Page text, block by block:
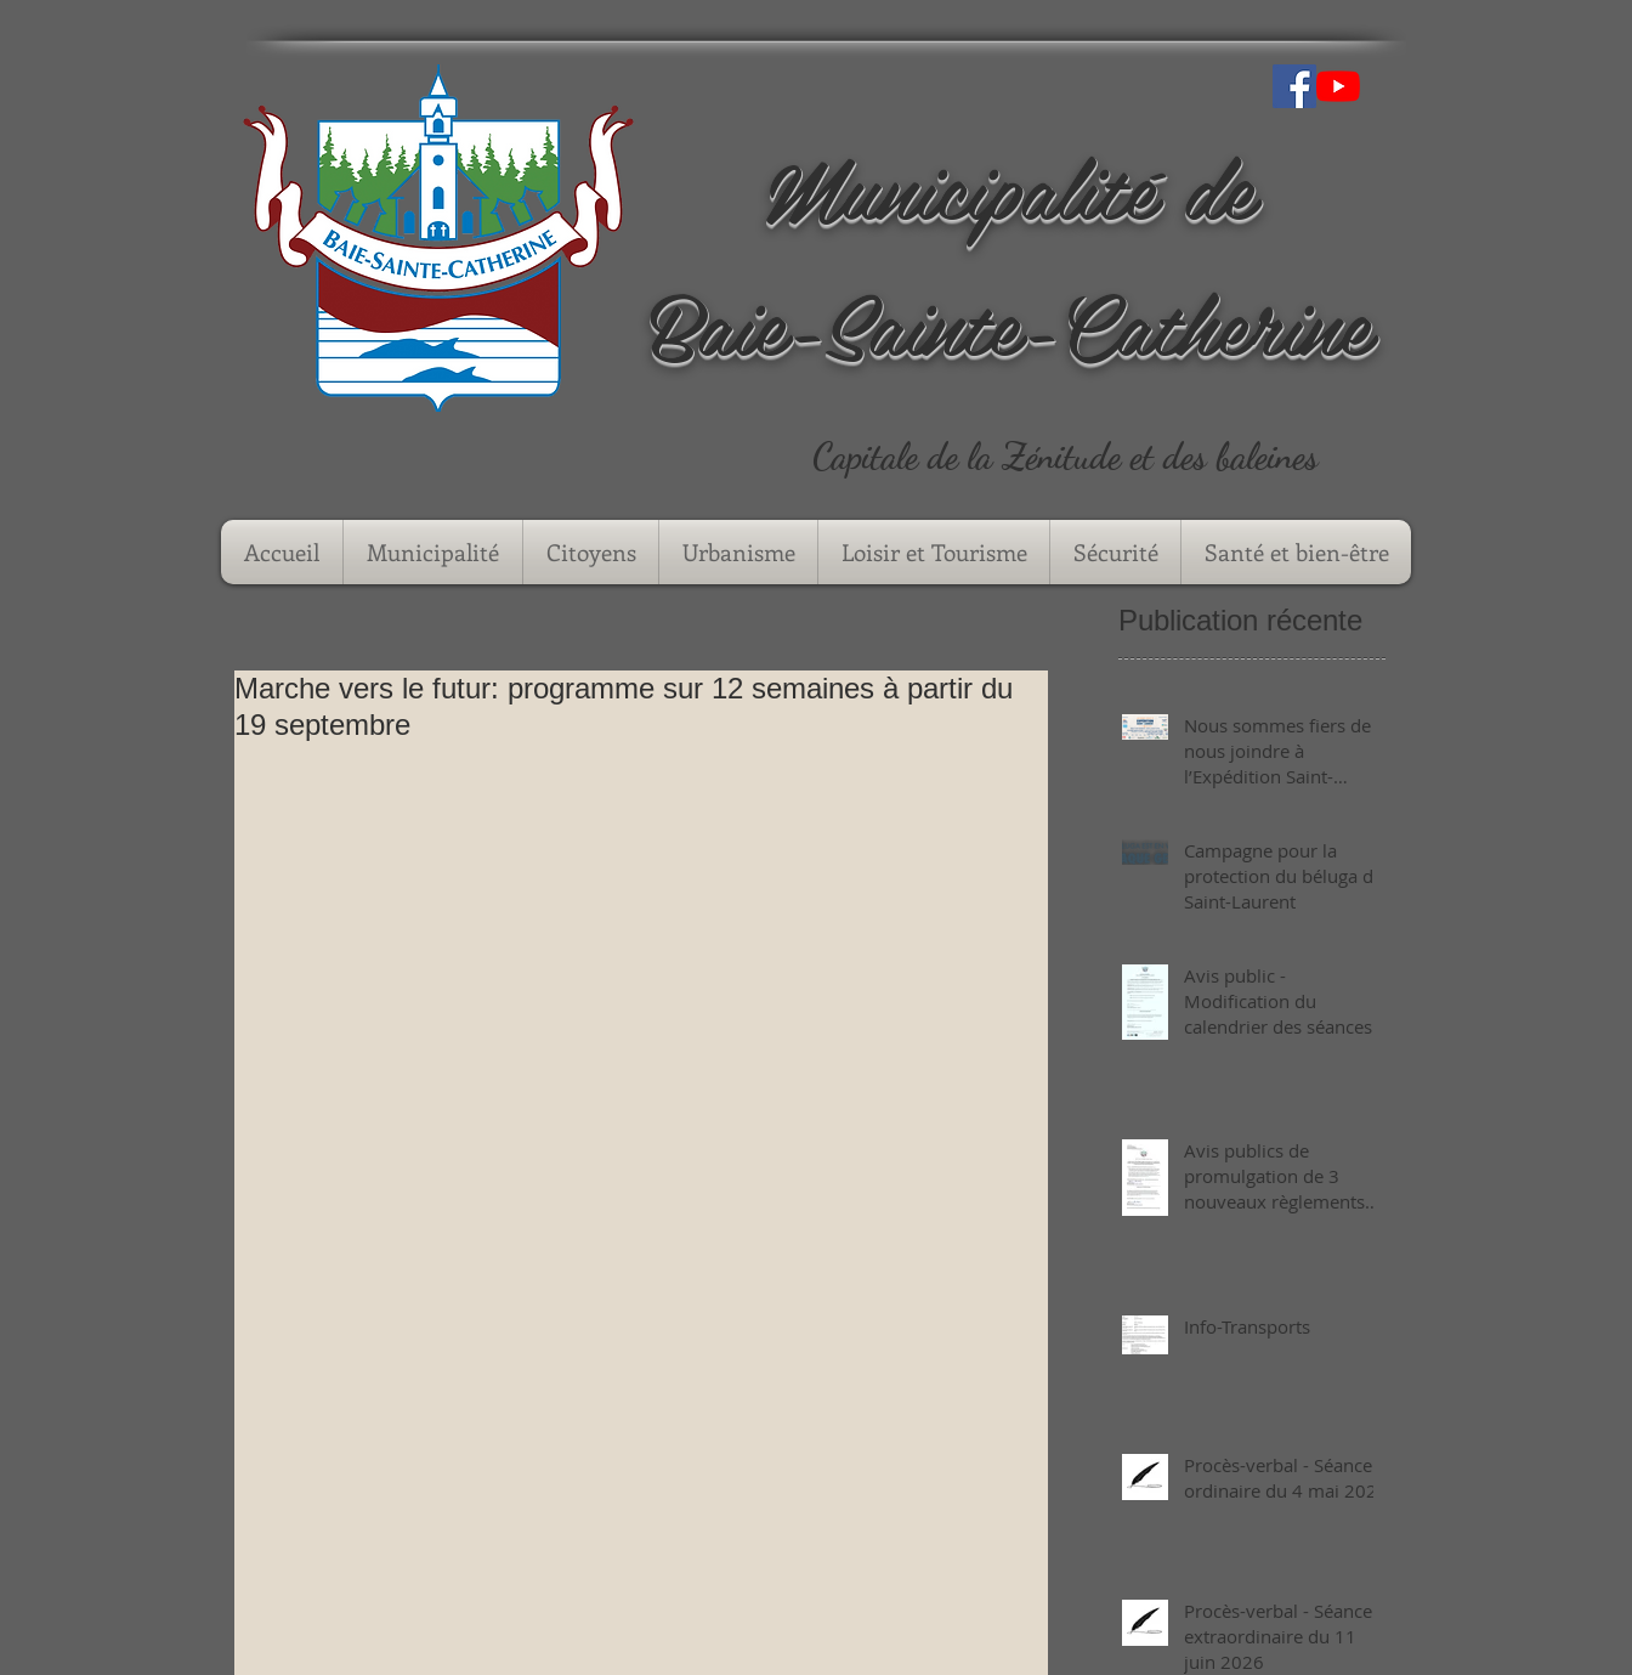
Municipalité de
Baie-Sainte-Catherine
Capitale de la Zénitude et des baleines
Accueil Municipalité Citoyens Urbanisme Loisir et Tourisme Sécurité Santé et bien-être
Publication récente
Marche vers le futur: programme sur 12 semaines à partir du
19 septembre
Nous sommes fiers de
nous joindre à
l’Expédition Saint-
Campagne pour la
protection du béluga du
Saint-Laurent
Avis public -
Modification du
calendrier des séances
Avis publics de
promulgation de 3
nouveaux règlements
Info-Transports
Procès-verbal - Séance
ordinaire du 4 mai 2026
Procès-verbal - Séance
extraordinaire du 11
juin 2026